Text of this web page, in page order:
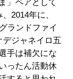
」ペアとして
2014年に、
ランドファイ
ジャネイロ五
手は補欠にな
ったん活動休